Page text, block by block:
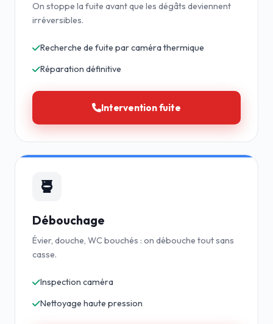
On stoppe la fuite avant que les dégâts deviennent
irréversibles.
Recherche de fuite par caméra thermique
Réparation définitive
Intervention fuite
Débouchage
Évier, douche, WC bouchés : on débouche tout sans
casse.
Inspection caméra
Nettoyage haute pression